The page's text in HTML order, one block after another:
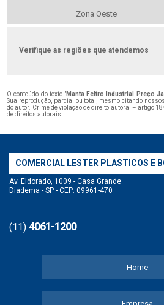
Zona Oeste
Verifique as regiões que atendemos
O conteúdo do texto "Manta Feltro Industrial Preço
Sua reprodução, parcial ou total, mesmo citando
do autor. Crime de violação de direito autoral – artigo
de direitos autorais
COMERCIAL LESTER PLASTICOS E
Av. Eldorado, 1009 - Casa Grande
Diadema - SP - CEP: 09961-470
(11) 4061-1200
Home